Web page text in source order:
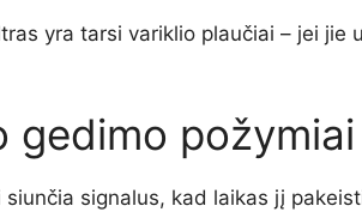
yra tarsi variklio plaučiai – jei
gedimo požymiai
signalus, kad laikas jį